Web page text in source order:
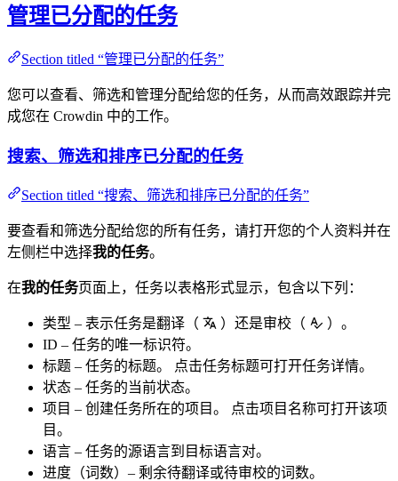
管理已分配的任务
Section titled “管理已分配的任务”
您可以查看、筛选和管理分配给您的任务，从而高效跟踪并完
成您在 Crowdin 中的工作。
搜索、筛选和排序已分配的任务
Section titled “搜索、筛选和排序已分配的任务”
要查看和筛选分配给您的所有任务，请打开您的个人资料并在
左侧栏中选择我的任务。
在我的任务页面上，任务以表格形式显示，包含以下列：
类型 – 表示任务是翻译（ ）还是审校（
）。
ID – 任务的唯一标识符。
标题 – 任务的标题。 点击任务标题可打开任务详情。
状态 – 任务的当前状态。
项目 – 创建任务所在的项目。 点击项目名称可打开该项
目。
语言 – 任务的源语言到目标语言对。
进度（词数）– 剩余待翻译或待审校的词数。